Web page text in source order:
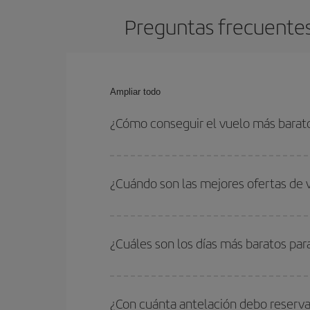
Preguntas
Ampliar todo
¿Cómo conseguir el vuelo más
las fechas y horarios de ida y vuelta.
¿Cuándo son las mejores ofertas
periodos de vacaciones escolares son
precios encontrarás.
¿Cuáles son los días más baratos
quieres ir y en qué fechas habías pensado
¿Con cuánta antelación debo